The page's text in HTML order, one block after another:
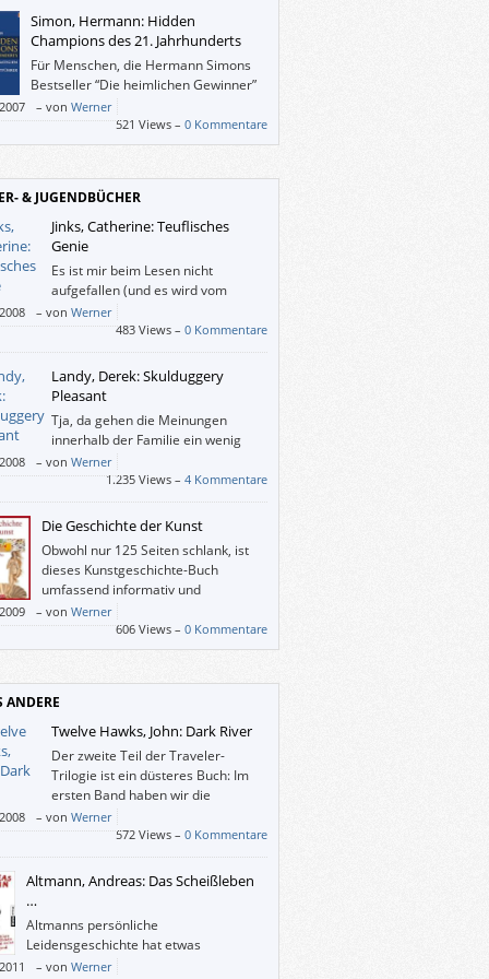
interessant.
Simon, Hermann: Hidden
Champions des 21. Jahrhunderts
Für Menschen, die Hermann Simons
Bestseller “Die heimlichen Gewinner”
aus dem Jahre 1996 kennen, dürfte
Buch keine grundlegenden
bergen, alle anderen werden
und der Schweiz mehr als 1.000
gibt.
– von Werner
521 Views – 0 Kommentare
& JUGENDBÜCHER
Jinks, Catherine: Teuflisches
Genie
Es ist mir beim Lesen nicht
aufgefallen (und es wird vom
Verlag auch nicht kommuniziert),
Buch für “young adults” gedacht ist.
macht rein gar nichts: Auch wenn
Genie” die Perspektive eines
einnimmt, ist es für Erwachsene
geeignet; für jung gebliebene auf alle
– von Werner
483 Views – 0 Kommentare
Landy, Derek: Skulduggery
Pleasant
Tja, da gehen die Meinungen
innerhalb der Familie ein wenig
auseinander: Flora ist von
Pleasant” sehr angetan (“weil er ein
ist”) und möchte über das Buch ein Referat
und ich bin halt kein Fantasy-Fan.
– von Werner
1.235 Views – 4 Kommentare
Die Geschichte der Kunst
Obwohl nur 125 Seiten schlank, ist
dieses Kunstgeschichte-Buch
umfassend informativ und
übersichtlich.
– von Werner
606 Views – 0 Kommentare
ANDERE
Twelve Hawks, John: Dark River
Der zweite Teil der Traveler-
Trilogie ist ein düsteres Buch: Im
ersten Band haben wir die
Geheimgesellschaft “Tabula”
gelernt, welche die Menschheit mittels
Überwachungsnetzes
will (und dies als Beglückung
Nur zwei Traveler (so etwas wie
können die Welt eventuell noch retten
nach alter Tradition von Harlequins
wie Outlaw-SuperkämpferInnen)
– von Werner
572 Views – 0 Kommentare
Altmann, Andreas: Das Scheißleben
…
Altmanns persönliche
Leidensgeschichte hat etwas
Mythisches – man wird sich
– von Werner